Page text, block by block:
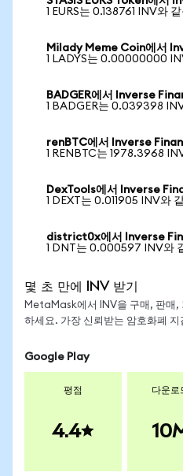
1 EURS는 0.138761 INV와
Milady Meme Coin에서
1 LADYS는 0.00000000
BADGER에서 Inverse
1 BADGER는 0.039398
renBTC에서 Inverse
1 RENBTC는 1978.3968
DexTools에서 Inverse
1 DEXT는 0.011905 INV와
district0x에서 Inverse
1 DNT는 0.000597 INV와
몇 초 만에 INV 받기
MetaMask에서 INV을 구매, 판매,
하세요. 가장 신뢰받는 암호화폐 지
Google Play
평점
4.4
다운로